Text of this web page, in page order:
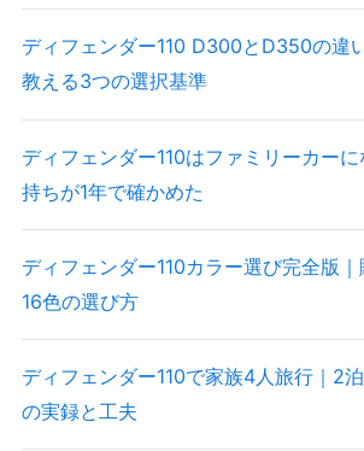
ディフェンダー110 D300とD350の違
教える3つの選択基準
ディフェンダー110はファミリーカー
持ちが1年で確かめた
ディフェンダー110カラー選び完全版
16色の選び方
ディフェンダー110で家族4人旅行｜2
の実録と工夫